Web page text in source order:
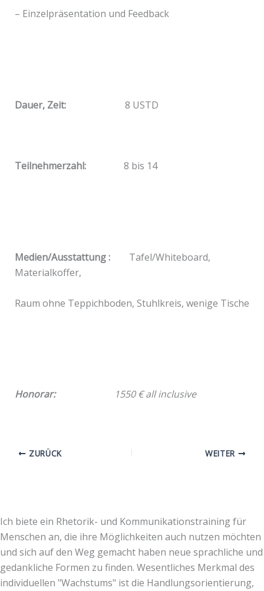
– Einzelpräsentation und Feedback
Dauer, Zeit: 8 USTD
Teilnehmerzahl: 8 bis 14
Medien/Ausstattung :
Tafel/Whiteboard,
Materialkoffer,
Raum ohne Teppichboden, Stuhlkreis, wenige Tische
Honorar: 1550 € all inclusive
ZURÜCK WEITER
Ich biete ein Rhetorik- und Kommunikationstraining für
Menschen an, die ihre Möglichkeiten auch nutzen möchten
und sich auf den Weg gemacht haben neue sprachliche und
gedankliche Formen zu finden. Wesentliches Merkmal des
individuellen "Wachstums" ist die Handlungsorientierung,